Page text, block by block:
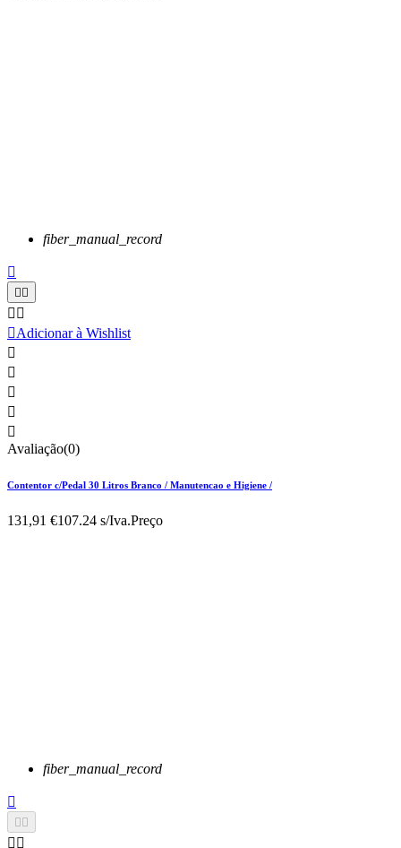
fiber_manual_record

 
 
Adicionar à Wishlist





Avaliação(0)
Contentor c/Pedal 30 Litros Branco / Manutencao e Higiene /
131,91 €107.24 s/Iva.Preço
fiber_manual_record

 
 